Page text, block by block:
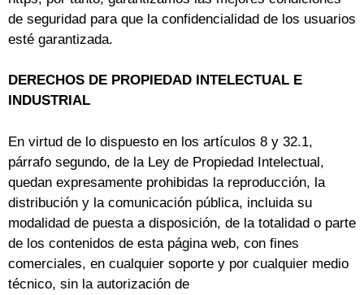
de seguridad para que la confidencialidad de los usuarios
esté garantizada.
DERECHOS DE PROPIEDAD INTELECTUAL E
INDUSTRIAL
En virtud de lo dispuesto en los artículos 8 y 32.1,
párrafo segundo, de la Ley de Propiedad Intelectual,
quedan expresamente prohibidas la reproducción, la
distribución y la comunicación pública, incluida su
modalidad de puesta a disposición, de la totalidad o parte
de los contenidos de esta página web, con fines
comerciales, en cualquier soporte y por cualquier medio
técnico, sin la autorización de